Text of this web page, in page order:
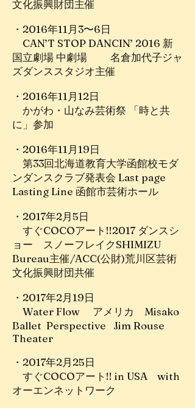
文化振興財団主催
・2016年11月3〜6日
CAN’T STOP DANCIN’ 2016 新
国立劇場 中劇場 名倉加代子ジャ
ズダンススタジオ主催
・2016年11月12日
かがわ・山なみ芸術祭 「時と共
に」参加
・2016年11月19日
第33回北海道教育大学函館校モダ
ンダンスクラブ発表会 Last page
Lasting Line 函館市芸術ホール
・2017年2月5日
すぐCOCOアート!!2017 ダンスシ
ョー スノーフレイクSHIMIZU
Bureau主催/ACC(公財)荒川区芸術
文化振興財団共催
・2017年2月19日
Water Flow アメリカ Misako
Ballet Perspective Jim Rouse
Theater
・2017年2月25日
すぐCOCOアート!! in USA with
オーエンネットワーク